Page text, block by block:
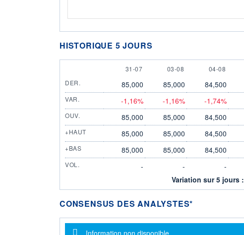
HISTORIQUE 5 JOURS
31 JULY
31-07 3 AUGUST
03-08 4 AUGUST
04-08
DER.
85,000 85,000 84,500
VAR. -1,16% -1,16% -1,74%
OUV. 85,000 85,000 84,500
+HAUT 85,000 85,000 84,500
+BAS 85,000 85,000 84,500
VOL. - - -
Variation sur 5 jours :
CONSENSUS DES ANALYSTES*
Message d'information
Information non disponible